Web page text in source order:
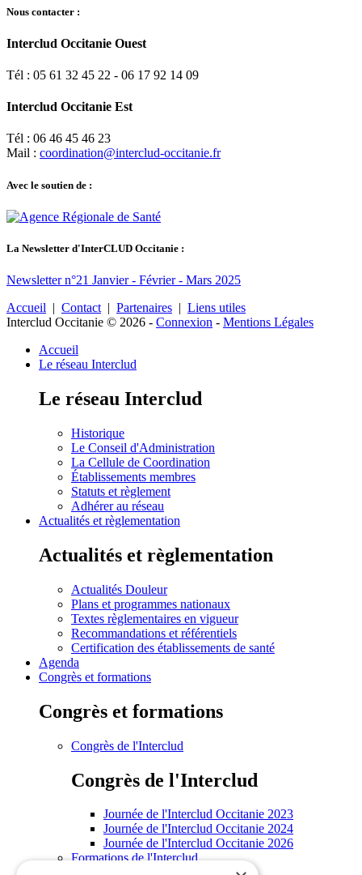
Nous contacter :
Interclud Occitanie Ouest
Tél : 05 61 32 45 22 - 06 17 92 14 09
Interclud Occitanie Est
Tél : 06 46 45 46 23
Mail : coordination@interclud-occitanie.fr
Avec le soutien de :
La Newsletter d'InterCLUD Occitanie :
Newsletter n°21 Janvier - Février - Mars 2025
Accueil | Contact | Partenaires | Liens utiles
Interclud Occitanie © 2026 - Connexion - Mentions Légales
Accueil
Le réseau Interclud
Le réseau Interclud
Historique
Le Conseil d'Administration
La Cellule de Coordination
Établissements membres
Statuts et règlement
Adhérer au réseau
Actualités et règlementation
Actualités et règlementation
Actualités Douleur
Plans et programmes nationaux
Textes règlementaires en vigueur
Recommandations et référentiels
Certification des établissements de santé
Agenda
Congrès et formations
Congrès et formations
Congrès de l'Interclud
Congrès de l'Interclud
Journée de l'Interclud Occitanie 2023
Journée de l'Interclud Occitanie 2024
Journée de l'Interclud Occitanie 2026
Formations de l'Interclud